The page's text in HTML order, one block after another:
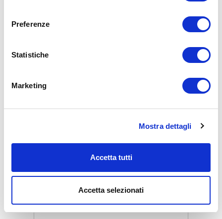
Preferenze
Statistiche
Marketing
Mostra dettagli
Accetta tutti
Accetta selezionati
Registrati / iscriviti